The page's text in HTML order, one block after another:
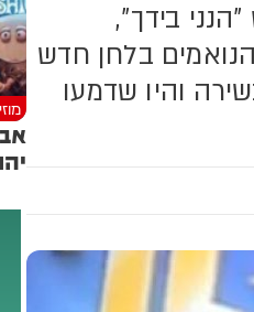
בידך",
בלחן חדש
והיו שדמעו